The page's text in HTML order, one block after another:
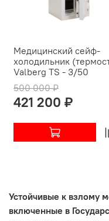
Медицинский сейф-
холодильник
Valberg TS - 3/50
500 000 ₽
421 200 ₽
Устойчивые к взлому
включенные в